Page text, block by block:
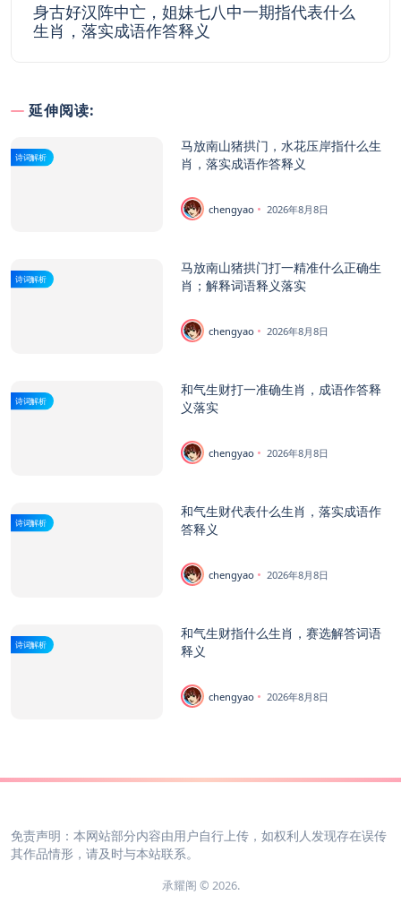
身古好汉阵中亡，姐妹七八中一期指代表什么
生肖，落实成语作答释义
延伸阅读:
诗词解析
马放南山猪拱门，水花压岸指什么生
肖，落实成语作答释义
chengyao 2026年8月8日
诗词解析
马放南山猪拱门打一精准什么正确生
肖；解释词语释义落实
chengyao 2026年8月8日
诗词解析
和气生财打一准确生肖，成语作答释
义落实
chengyao 2026年8月8日
诗词解析
和气生财代表什么生肖，落实成语作
答释义
chengyao 2026年8月8日
诗词解析
和气生财指什么生肖，赛选解答词语
释义
chengyao 2026年8月8日
免责声明：本网站部分内容由用户自行上传，如权利人发现存在误传
其作品情形，请及时与本站联系。
承耀阁 © 2026.